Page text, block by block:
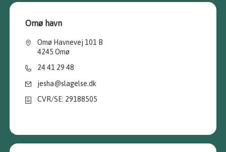
Omø havn
Omø Havnevej 101 B
4245 Omø
24 41 29 48
jesha@slagelse.dk
CVR/SE: 29188505